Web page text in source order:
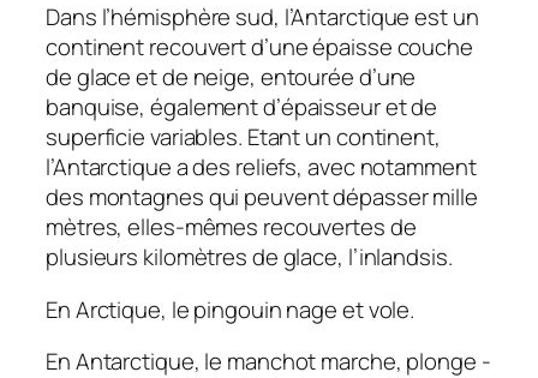
Dans l’hémisphère sud, l’Antarctique est un
continent recouvert d’une épaisse couche
de glace et de neige, entourée d’une
banquise, également d’épaisseur et de
superficie variables. Etant un continent,
l’Antarctique a des reliefs, avec notamment
des montagnes qui peuvent dépasser mille
mètres, elles-mêmes recouvertes de
plusieurs kilomètres de glace, l’inlandsis.
En Arctique, le pingouin nage et vole.
En Antarctique, le manchot marche, plonge -